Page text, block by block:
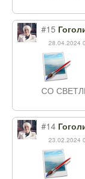
#15
28.04.2024
СО
#14
23.02.2024